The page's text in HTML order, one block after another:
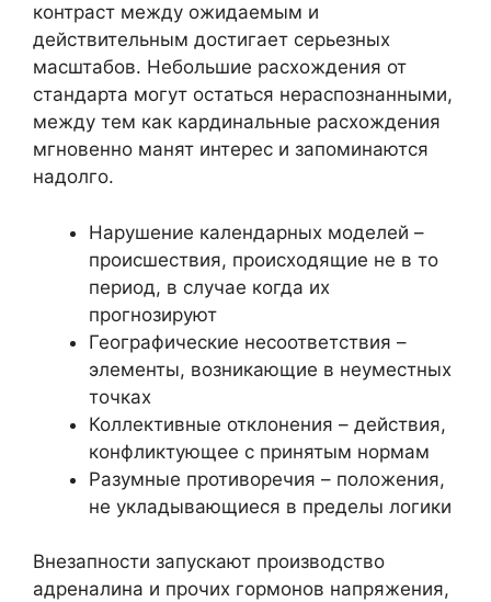
контраст между ожидаемым и
действительным достигает серьезных
масштабов. Небольшие расхождения от
стандарта могут остаться нераспознанными,
между тем как кардинальные расхождения
мгновенно манят интерес и запоминаются
надолго.
Нарушение календарных моделей –
происшествия, происходящие не в то
период, в случае когда их
прогнозируют
Географические несоответствия –
элементы, возникающие в неуместных
точках
Коллективные отклонения – действия,
конфликтующее с принятым нормам
Разумные противоречия – положения,
не укладывающиеся в пределы логики
Внезапности запускают производство
адреналина и прочих гормонов напряжения,